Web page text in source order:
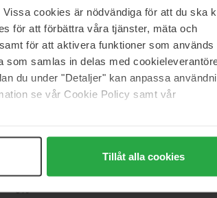
cookies är nödvändiga för att du ska
för att förbättra våra tjänster, mäta och
för att aktivera funktioner som används
som samlas in delas med
du under "Detaljer" kan anpassa
se vår Cookie Policy samt vår
Tillåt alla cookies
0%